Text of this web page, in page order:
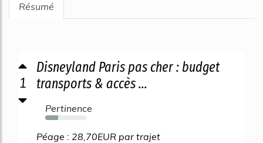
Résumé
1
Disneyland Paris pas cher : budget
transports & accès ...
Pertinence
32%
Péage : 28,70EUR par trajet